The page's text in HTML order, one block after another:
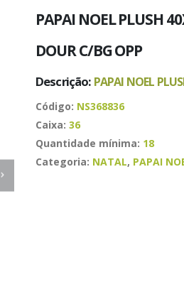
PAPAI NOEL PLUSH
DOUR C/BG OPP
Descrição: PAPAI NOEL
Código: NS368836
Caixa: 36
Quantidade mínima: 18
Categoria: NATAL, PAPAI